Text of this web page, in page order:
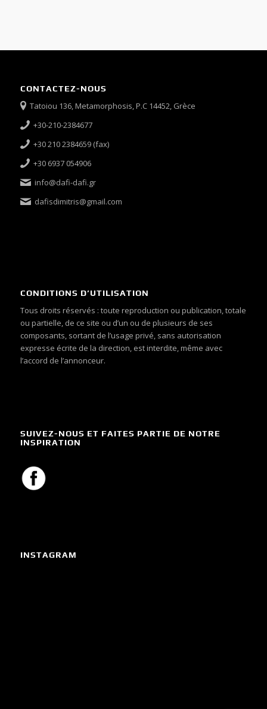
CONTACTEZ-NOUS
Tatoiou 136, Metamorphosis, P.C 14452, Grèce
+30-210-2384677
+30 210 2384659 (fax)
+30 6937 054906
info@dafi-dafi.gr
dafisdimitris@gmail.com
CONDITIONS D’UTILISATION
Tous droits réservés : toute reproduction ou publication, totale
ou partielle, de ce site ou d’un ou de plusieurs de ses
composants, sortant de l’usage privé, sans autorisation
expresse écrite de la direction, est interdite, même avec
l’accord de l’annonceur.
SUIVEZ-NOUS ET FAITES PARTIE DE NOTRE
INSPIRATION
INSTAGRAM